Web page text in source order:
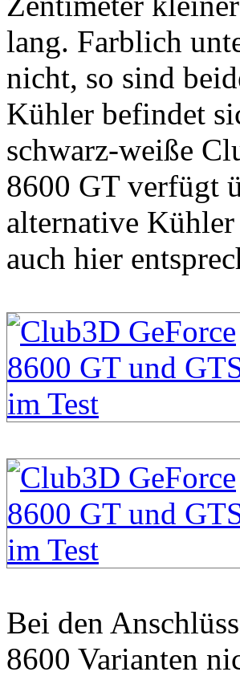
lang. Farblich
nicht, so sind
Kühler befindet
schwarz-weiße
8600 GT verfügt
alternative
auch hier
Bei den
8600 Varianten